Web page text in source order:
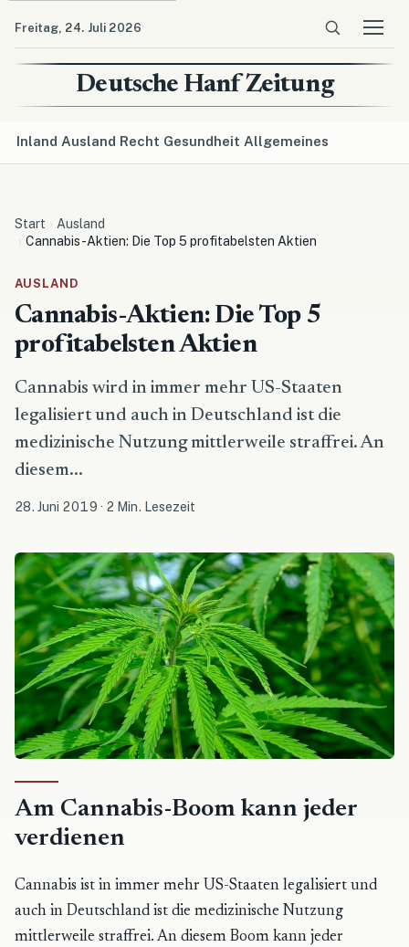
Freitag, 24. Juli 2026· Menü
Deutsche Hanf Zeitung
Inland Ausland Recht Gesundheit Allgemeines
Start
Ausland
Cannabis-Aktien: Die Top 5 profitabelsten Aktien
AUSLAND
Cannabis-Aktien: Die Top 5
profitabelsten Aktien
Cannabis wird in immer mehr US-Staaten
legalisiert und auch in Deutschland ist die
medizinische Nutzung mittlerweile straffrei. An
diesem...
28. Juni 2019 · 2 Min. Lesezeit
Am Cannabis-Boom kann jeder
verdienen
Cannabis ist in immer mehr US-Staaten legalisiert und
auch in Deutschland ist die medizinische Nutzung
mittlerweile straffrei. An diesem Boom kann jeder